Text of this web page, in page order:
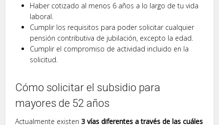
Haber cotizado al menos 6 años a lo largo de tu vida
laboral.
Cumplir los requisitos para poder solicitar cualquier
pensión contributiva de jubilación, excepto la edad.
Cumplir el compromiso de actividad incluido en la
solicitud.
Cómo solicitar el subsidio para
mayores de 52 años
Actualmente existen3 vías diferentes a través de las cuáles